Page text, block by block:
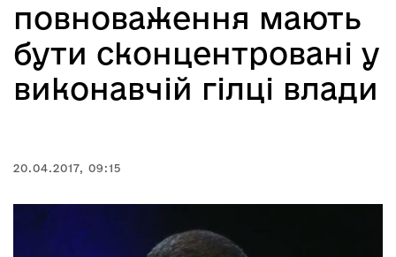
повноваження мають
бути сконцентровані у
виконавчій гілці влади
20.04.2017, 09:15